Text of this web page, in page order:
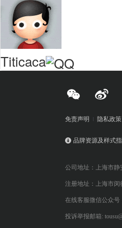
Titicaca
免责声明 隐私政策
品牌资源及样式
公司地址：上海市静
注册地址：上海市闵
在线客服微信公众号
投诉举报邮箱: